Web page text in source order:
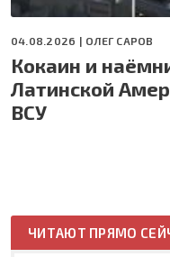
04.08.2026 | ОЛЕГ САРОВ
Кокаин и
Латинской
ВСУ
ЧИТАЮТ ПРЯМО